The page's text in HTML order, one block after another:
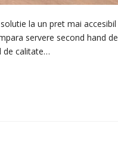
la un pret mai accesibil
servere second hand de
de calitate…